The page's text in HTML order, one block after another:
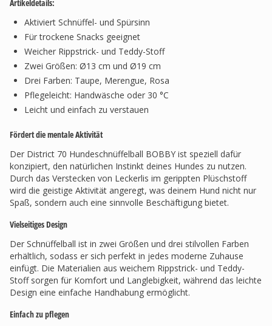
Artikeldetails:
Aktiviert Schnüffel- und Spürsinn
Für trockene Snacks geeignet
Weicher Rippstrick- und Teddy-Stoff
Zwei Größen: Ø13 cm und Ø19 cm
Drei Farben: Taupe, Merengue, Rosa
Pflegeleicht: Handwäsche oder 30 °C
Leicht und einfach zu verstauen
Fördert die mentale Aktivität
Der District 70 Hundeschnüffelball BOBBY ist speziell dafür
konzipiert, den natürlichen Instinkt deines Hundes zu nutzen.
Durch das Verstecken von Leckerlis im gerippten Plüschstoff
wird die geistige Aktivität angeregt, was deinem Hund nicht nur
Spaß, sondern auch eine sinnvolle Beschäftigung bietet.
Vielseitiges Design
Der Schnüffelball ist in zwei Größen und drei stilvollen Farben
erhältlich, sodass er sich perfekt in jedes moderne Zuhause
einfügt. Die Materialien aus weichem Rippstrick- und Teddy-
Stoff sorgen für Komfort und Langlebigkeit, während das leichte
Design eine einfache Handhabung ermöglicht.
Einfach zu pflegen